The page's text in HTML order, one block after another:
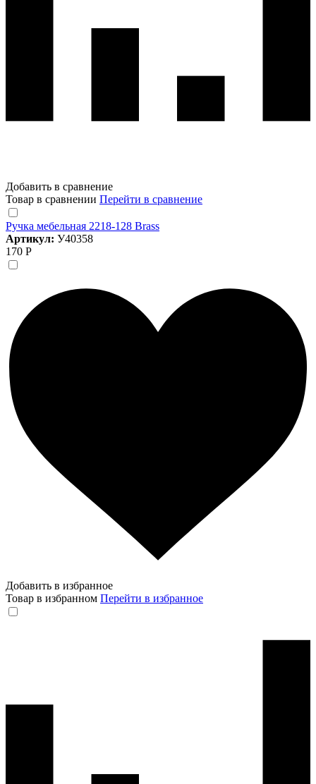
Добавить в сравнение
Товар в сравнении Перейти в сравнение
Ручка мебельная 2218-128 Brass
Артикул: У40358
170 Р
Добавить в избранное
Товар в избранном Перейти в избранное